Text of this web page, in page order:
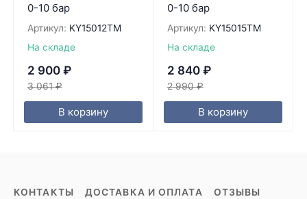
0-10 бар
Артикул: KY15012TM
На складе
2 900 ₽
3 061 ₽
В корзину
0-10 бар
Артикул: KY15015TM
На складе
2 840 ₽
2 990 ₽
В корзину
КОНТАКТЫ ДОСТАВКА И ОПЛАТА ОТЗЫВЫ